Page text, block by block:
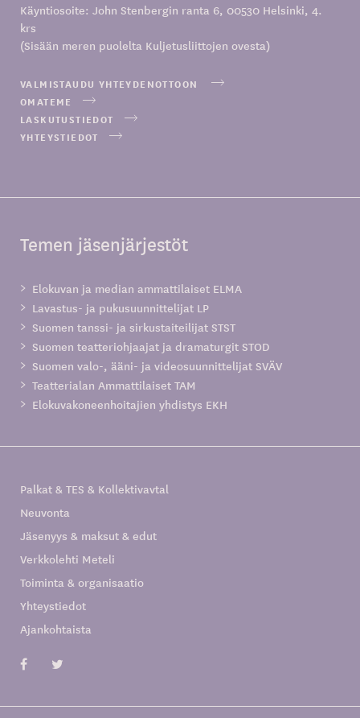
Käyntiosoite: John Stenbergin ranta 6, 00530 Helsinki, 4.
krs
(Sisään meren puolelta Kuljetusliittojen ovesta)
VALMISTAUDU YHTEYDENOTTOON
OMATEME
LASKUTUSTIEDOT
YHTEYSTIEDOT
Temen jäsenjärjestöt
Elokuvan ja median ammattilaiset ELMA
Lavastus- ja pukusuunnittelijat LP
Suomen tanssi- ja sirkustaiteilijat STST
Suomen teatteriohjaajat ja dramaturgit STOD
Suomen valo-, ääni- ja videosuunnittelijat SVÄV
Teatterialan Ammattilaiset TAM
Elokuvakoneenhoitajien yhdistys EKH
Palkat & TES & Kollektivavtal
Neuvonta
Jäsenyys & maksut & edut
Verkkolehti Meteli
Toiminta & organisaatio
Yhteystiedot
Ajankohtaista